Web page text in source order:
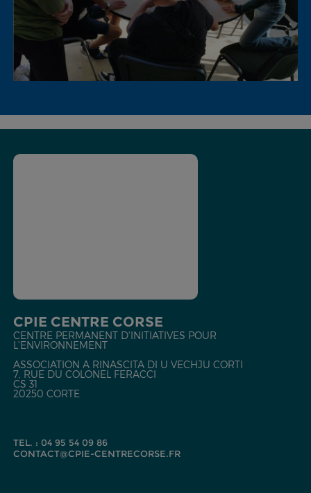
CPIE CENTRE CORSE
CENTRE PERMANENT D'INITIATIVES POUR
L'ENVIRONNEMENT
ASSOCIATION A RINASCITA DI U VECHJU CORTI
7, RUE DU COLONEL FERACCI
CS 31
20250 CORTE
TEL. : 04 95 54 09 86
CONTACT@CPIE-CENTRECORSE.FR